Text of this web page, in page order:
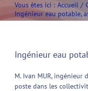
Vous êtes ici : Accueil
Ingénieur eau potable,
Ingénieur eau
M. Ivan MUR, ingénieur
poste dans les